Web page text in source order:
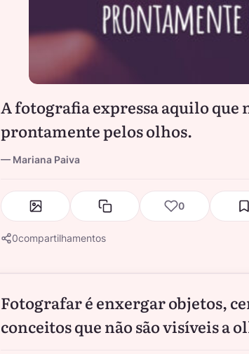
A fotografia expressa aquilo que
prontamente pelos olhos.
Mariana Paiva
0
0compartilhamentos
Fotografar é enxergar objetos,
conceitos que não são visíveis a